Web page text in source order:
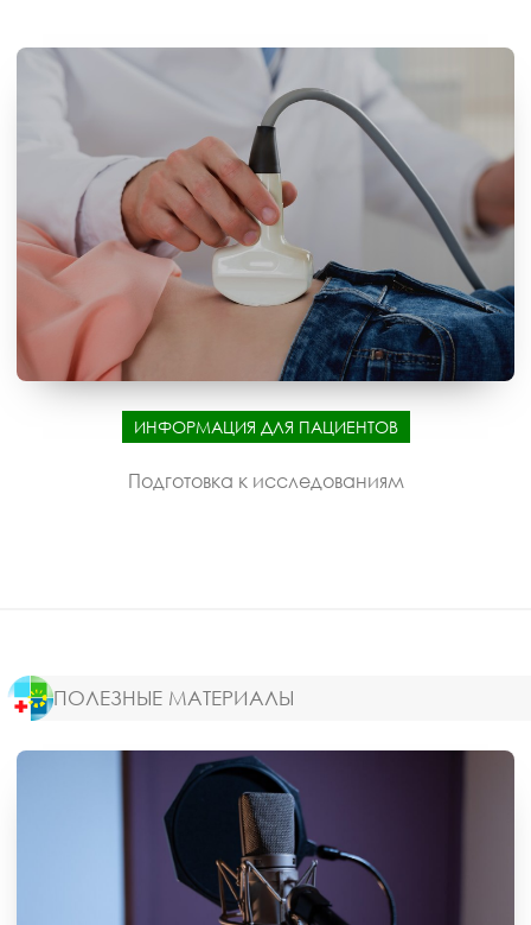
ИНФОРМАЦИЯ ДЛЯ ПАЦИЕНТОВ
Подготовка к исследованиям
ПОЛЕЗНЫЕ МАТЕРИАЛЫ